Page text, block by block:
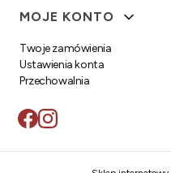
MOJE KONTO
Twoje zamówienia
Ustawienia konta
Przechowalnia